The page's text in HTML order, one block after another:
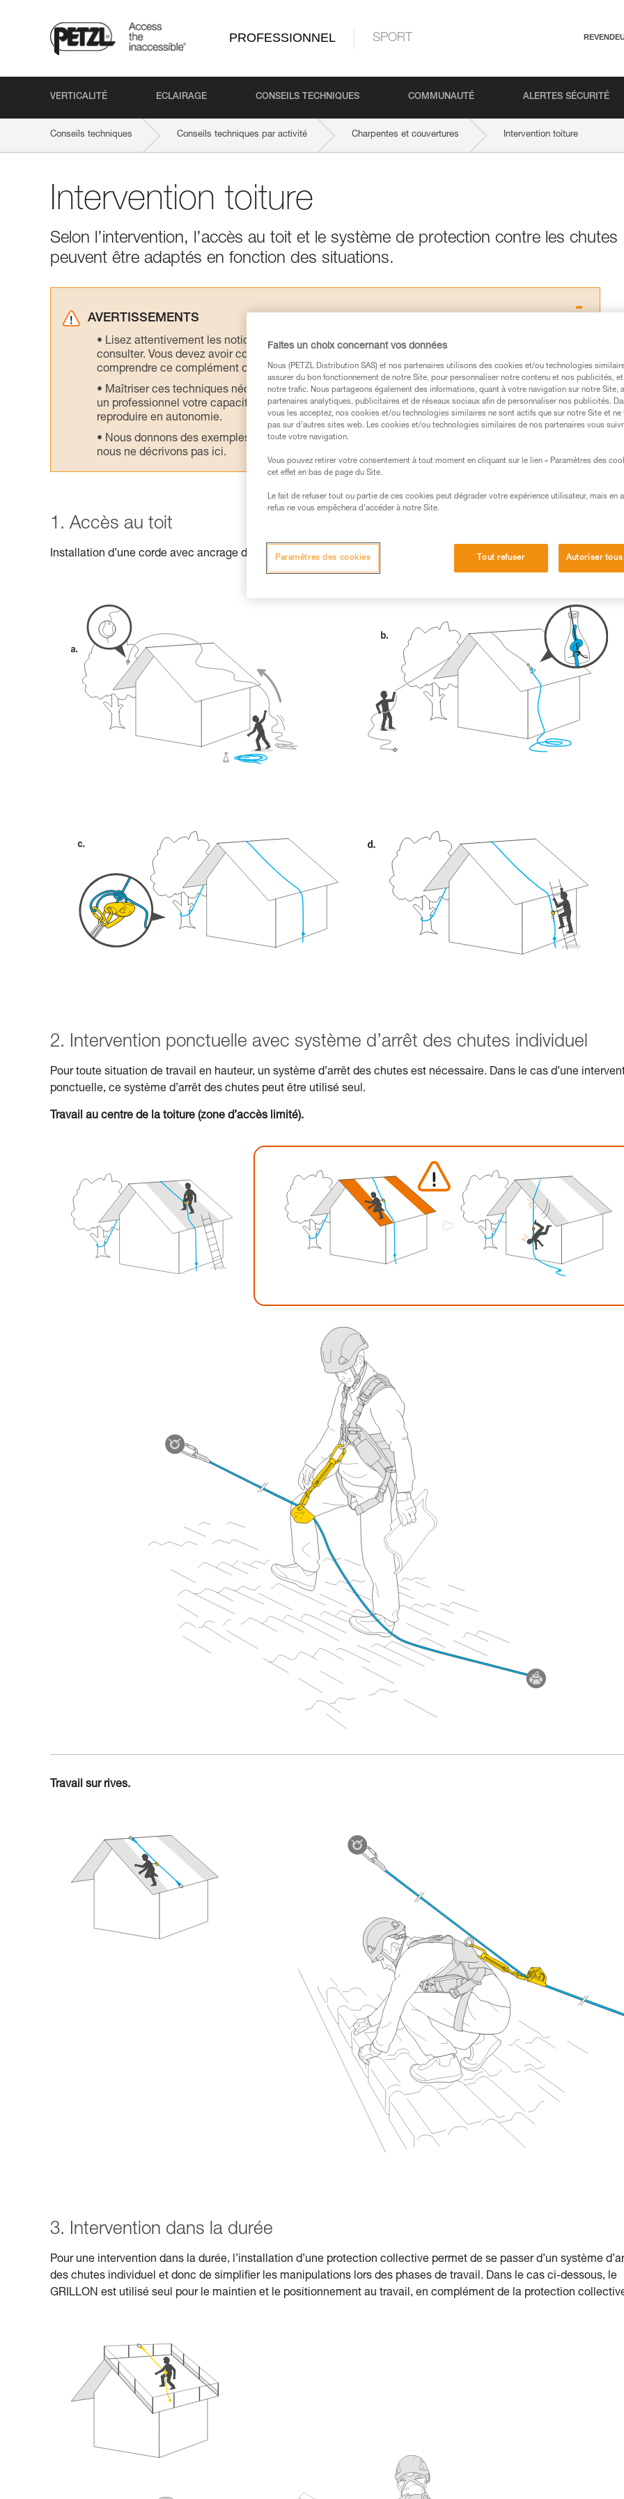
PROFESSIONNEL SPORT
VERTICALITÉ ECLAIRAGE CONSEILS TECHNIQUES COMMUNAUTÉ ALERTES SÉCURITÉ
Conseils techniques Conseils techniques par activité Charpentes et couvertures Intervention toiture
Intervention toiture
Selon l’intervention, l’accès au toit et le système de protection contre les chutes
peuvent être adaptés en fonction des situations.
AVERTISSEMENTS
Lisez attentivement les notices techniques des produits utilisés dans ce conseil avant de le
consulter. Vous devez avoir compris les informations de la notice technique pour pouvoir
comprendre ce complément d’informations.
Maîtriser ces techniques nécessite une formation et un entraînement spécifique. Validez avec
un professionnel votre capacité à refaire la manipulation, seul, en toute sécurité, avant de la
reproduire en autonomie.
Nous donnons des exemples de techniques liées à votre activité. Il peut en exister d’autres que
nous ne décrivons pas ici.
1. Accès au toit
Installation d’une corde avec ancrage débrayable, ascension assurée avec l’ASAP.
2. Intervention ponctuelle avec système d’arrêt des chutes individuel
Pour toute situation de travail en hauteur, un système d’arrêt des chutes est nécessaire. Dans le cas d’une
ponctuelle, ce système d’arrêt des chutes peut être utilisé seul.
Travail au centre de la toiture (zone d’accès limité).
Travail sur rives.
3. Intervention dans la durée
Pour une intervention dans la durée, l’installation d’une protection collective permet de se passer d’un système
des chutes individuel et donc de simpliﬁer les manipulations lors des phases de travail. Dans le cas ci-dessous, le
GRILLON est utilisé seul pour le maintien et le positionnement au travail, en complément de la protection
Faites un choix concernant vos données
Nous (PETZL Distribution SAS) et nos partenaires utilisons des cookies et/ou technologies
assurer du bon fonctionnement de notre Site, pour personnaliser notre contenu et nos publicités,
notre trafic. Nous partageons également des informations, quant à votre navigation sur notre Site,
partenaires analytiques, publicitaires et de réseaux sociaux afin de personnaliser nos publicités.
vous les acceptez, nos cookies et/ou technologies similaires ne sont actifs que sur notre Site et ne
pas sur d’autres sites web. Les cookies et/ou technologies similaires de nos partenaires vous
toute votre navigation.
Vous pouvez retirer votre consentement à tout moment en cliquant sur le lien « Paramètres des
cet effet en bas de page du Site.
Le fait de refuser tout ou partie de ces cookies peut dégrader votre expérience utilisateur, mais en
refus ne vous empêchera d’accéder à notre Site.
Tout refuser Autoriser
Paramètres des cookies